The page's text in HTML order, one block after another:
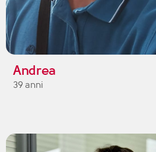
Andrea
39 anni